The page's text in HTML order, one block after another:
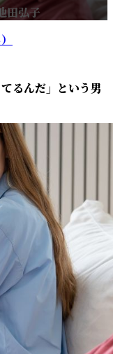
田弘子
るんだ」という男